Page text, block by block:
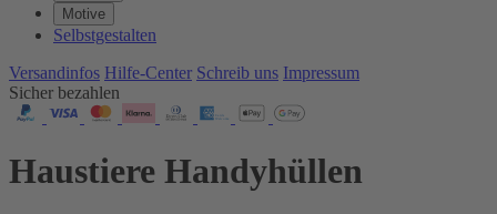
Motive
Selbstgestalten
Versandinfos Hilfe-Center Schreib uns Impressum
Sicher bezahlen
Haustiere Handyhüllen